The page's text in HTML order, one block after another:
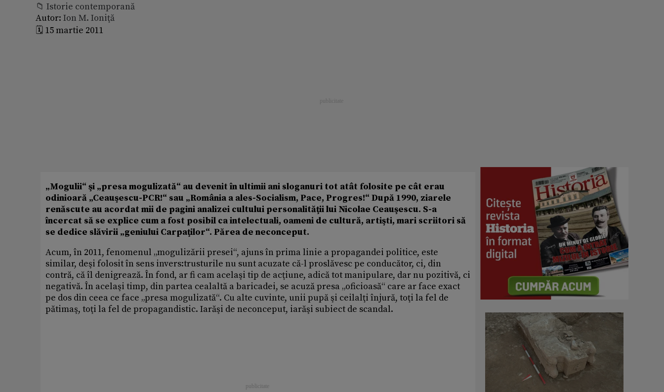
📁 Istorie contemporană
Autor: Ion M. Ioniţă
🗓️ 15 martie 2011
„Mogulii“ şi „presa mogulizată“ au devenit în ultimii ani sloganuri tot atât folosite pe cât erau
odinioară „Ceauşescu-PCR!“ sau „România a ales-Socialism, Pace, Progres!“ După 1990, ziarele
renăscute au acordat mii de pagini analizei cultului personalităţii lui Nicolae Ceauşescu. S-a
încercat să se explice cum a fost posibil ca intelectuali, oameni de cultură, artişti, mari scriitori să
se dedice slăvirii „geniului Carpaţilor“. Părea de neconceput.
Acum, în 2011, fenomenul „mogulizării presei“, ajuns în prima linie a propagandei politice, este
similar, deşi folosit în sens invers:trusturile nu sunt acuzate că-l proslăvesc pe conducător, ci, din
contră, că îl denigrează. În fond, ar fi cam acelaşi tip de acţiune, adică tot manipulare, dar nu pozitivă, ci
negativă. În acelaşi timp, din partea cealaltă a baricadei, se acuză presa „oficioasă“ care ar face exact
pe dos din ceea ce face „presa mogulizată“. Cu alte cuvinte, unii pupă şi ceilalţi înjură, toţi la fel de
pătimaş, toţi la fel de propagandistic. Iarăşi de neconceput, iarăşi subiect de scandal.